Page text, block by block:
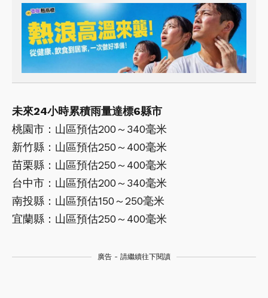
未來24小時累積雨量達標6縣市
桃園市：山區預估200～340毫米
新竹縣：山區預估250～400毫米
苗栗縣：山區預估250～400毫米
台中市：山區預估200～340毫米
南投縣：山區預估150～250毫米
宜蘭縣：山區預估250～400毫米
廣告 - 請繼續往下閱讀